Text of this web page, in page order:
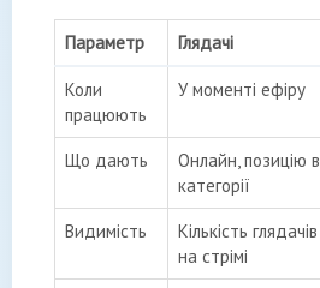
Параметр Глядачі
Коли
працюють
У моменті ефіру
Що дають
Онлайн, позицію в
категорії
Видимість
Кількість глядачів
на стрімі